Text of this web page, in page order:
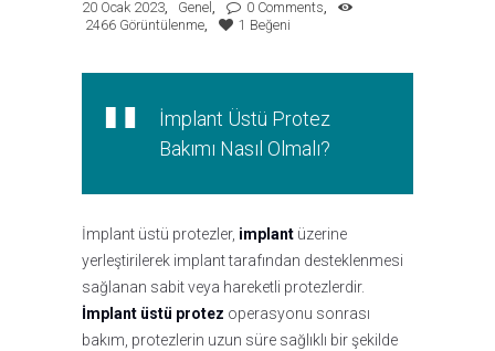
20 Ocak 2023 Genel 0 Comments
2466 Görüntülenme 1 Beğeni
İmplant Üstü Protez
Bakımı Nasıl Olmalı?
İmplant üstü protezler, implant üzerine
yerleştirilerek implant tarafından desteklenmesi
sağlanan sabit veya hareketli protezlerdir.
İmplant üstü protez operasyonu sonrası
bakım, protezlerin uzun süre sağlıklı bir şekilde